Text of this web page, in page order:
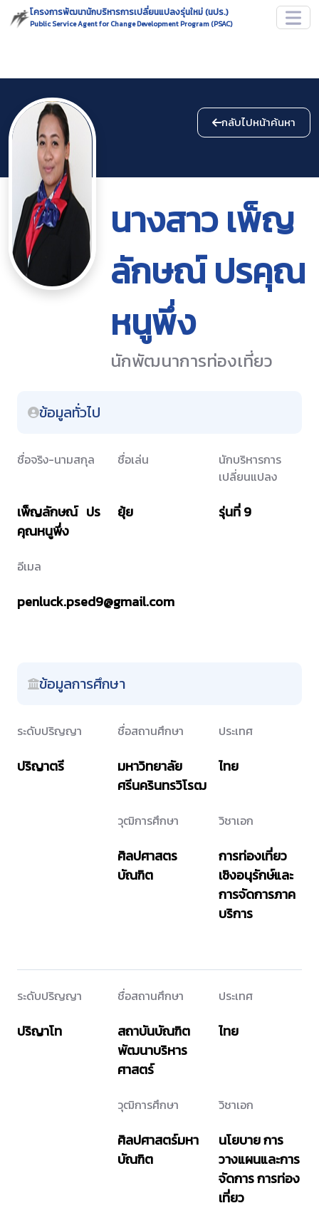
โครงการพัฒนานักบริหารการเปลี่ยนแปลงรุ่นใหม่ (นปร.)
Public Service Agent for Change Development Program (PSAC)
กลับไปหน้าค้นหา
นางสาว เพ็ญ
ลักษณ์ ปรคุณ
หนูพึ่ง
นักพัฒนาการท่องเที่ยว
ข้อมูลทั่วไป
ชื่อจริง-นามสกุล ชื่อเล่น
นักบริหารการ
เปลี่ยนแปลง
เพ็ญลักษณ์ ปร
คุณหนูพึ่ง
ยุ้ย รุ่นที่ 9
อีเมล
penluck.psed9@gmail.com
ข้อมูลการศึกษา
ระดับปริญญา ชื่อสถานศึกษา ประเทศ
ปริญาตรี
มหาวิทยาลัย
ศรีนครินทรวิโรฒ
ไทย
วุฒิการศึกษา วิชาเอก
ศิลปศาสตร
บัณฑิต
การท่องเที่ยว
เชิงอนุรักษ์และ
การจัดการภาค
บริการ
ระดับปริญญา ชื่อสถานศึกษา ประเทศ
ปริญาโท
สถาบันบัณฑิต
พัฒนาบริหาร
ศาสตร์
ไทย
วุฒิการศึกษา วิชาเอก
ศิลปศาสตร์มหา
บัณฑิต
นโยบาย การ
วางแผนและการ
จัดการ การท่อง
เที่ยว